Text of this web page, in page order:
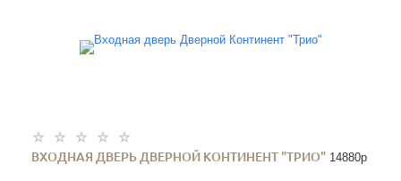
ВХОДНАЯ ДВЕРЬ ДВЕРНОЙ КОНТИНЕНТ "ТРИО" 14880p